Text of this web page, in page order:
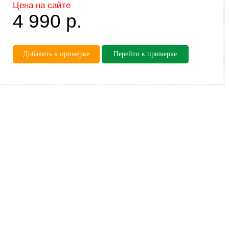
Цена на сайте
4 990 р.
Добавить к примерке Перейти к примерке